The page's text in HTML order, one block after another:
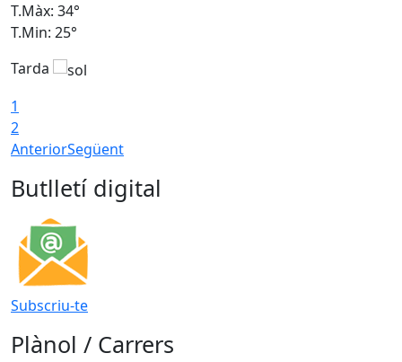
T.Màx: 34°
T.Min: 25°
Tarda
1
2
AnteriorSegüent
Butlletí digital
Subscriu-te
Plànol / Carrers